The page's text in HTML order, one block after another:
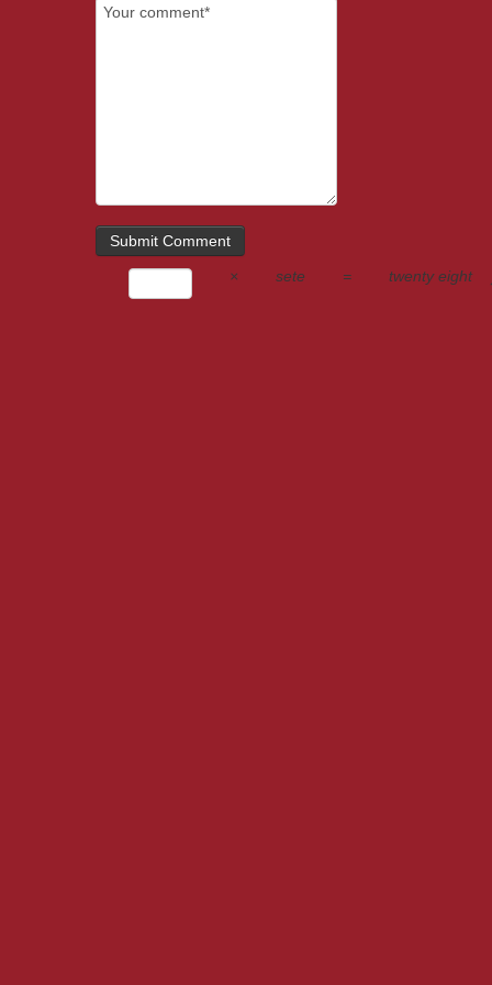
× sete = twenty eight